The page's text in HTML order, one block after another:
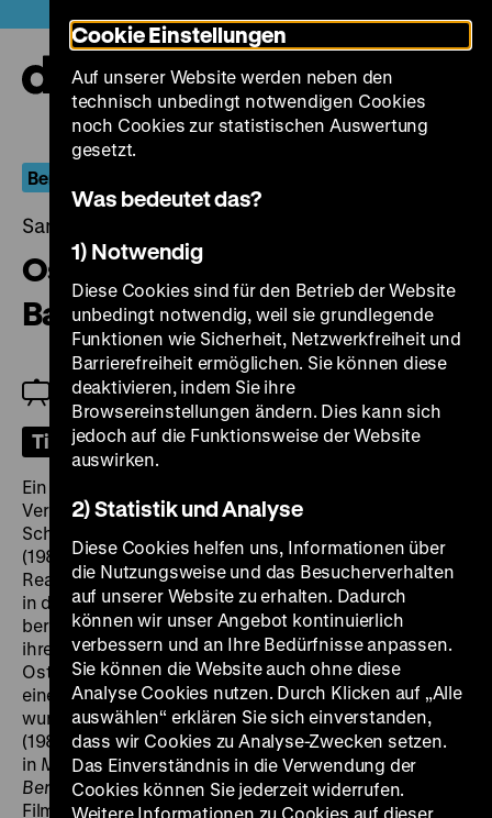
zum
Seiteninhalt
springen
Berlin.Dokument
Samstag, 09. September 2023, 18.00 Uhr
Ost-Berlin: Schleusen, die S-
Bahn und ein Hauptbahnhof
Jeanpaul Goergen
Tickets
Ein Programm über bekannte und unbekannte
Verkehrswege in Ost-Berlin, zu Wasser und auf der
Schiene. Der Kinderfilm
(1988) informiert anschaulich mit Trickfilm und
Realaufnahmen über die Schleuse an der Fischerinsel
in der Spree. Die Schleusenmeisterin Liesel Nosse
berichtet von ihrer Arbeit und erinnert sich auch an
ihre Kindheit auf einem Binnenschiff. Wie der
Ostbahnhof in Friedrichshain bei laufendem Betrieb zu
einem modernen Hauptstadtbahnhof umgebaut
wurde, zeigt die ReportageBerlin Hauptbahnhof
(1988). Kreuz und quer durch Ost-Berlin geht es dann
in Mit Paula in die Stadt. Aus dem Lebenslauf der
Berliner S-Bahn(1987). Mit historischen
Filmaufnahmen, Fotos und Texten zeichnet der Film die
Cookie Einstellungen
Auf unserer Website werden neben den
technisch unbedingt notwendigen Cookies
noch Cookies zur statistischen Auswertung
gesetzt.
Was bedeutet das?
1) Notwendig
Diese Cookies sind für den Betrieb der Website
unbedingt notwendig, weil sie grundlegende
Funktionen wie Sicherheit, Netzwerkfreiheit und
Barrierefreiheit ermöglichen. Sie können diese
deaktivieren, indem Sie ihre
Browsereinstellungen ändern. Dies kann sich
jedoch auf die Funktionsweise der Website
auswirken.
2) Statistik und Analyse
Diese Cookies helfen uns, Informationen über
die Nutzungsweise und das Besucherverhalten
auf unserer Website zu erhalten. Dadurch
können wir unser Angebot kontinuierlich
verbessern und an Ihre Bedürfnisse anpassen.
Sie können die Website auch ohne diese
Analyse Cookies nutzen. Durch Klicken auf „Alle
auswählen“ erklären Sie sich einverstanden,
dass wir Cookies zu Analyse-Zwecken setzen.
Das Einverständnis in die Verwendung der
Cookies können Sie jederzeit widerrufen.
Weitere Informationen zu Cookies auf dieser